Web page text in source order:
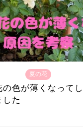
夏の花
の色が薄くなって
した